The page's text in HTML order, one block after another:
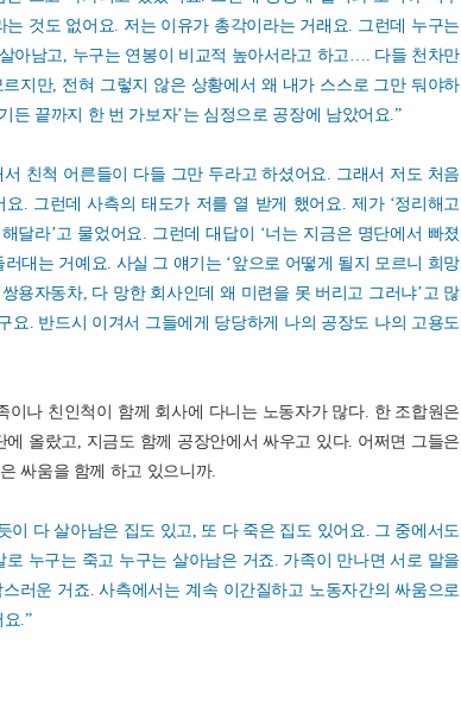
것도 없어요. 저는 이유가 총각이라는 거래요. 그런데 누구는
아남고, 누구는 연봉이 비교적 높아서라고 하고…. 다들 천차만
지만, 전혀 그렇지 않은 상황에서 왜 내가 스스로 그만 둬야하
든 끝까지 한 번 가보자’는 심정으로 공장에 남았어요.”
친척 어른들이 다들 그만 두라고 하셨어요. 그래서 저도 처음
. 그런데 사측의 태도가 저를 열 받게 했어요. 제가 ‘정리해고
달라’고 물었어요. 그런데 대답이 ‘너는 지금은 명단에서 빠졌
대는 거예요. 사실 그 얘기는 ‘앞으로 어떻게 될지 모르니 희망
용자동차, 다 망한 회사인데 왜 미련을 못 버리고 그러냐’고 많
요. 반드시 이겨서 그들에게 당당하게 나의 공장도 나의 고용도
나 친인척이 함께 회사에 다니는 노동자가 많다. 한 조합원은
올랐고, 지금도 함께 공장안에서 싸우고 있다. 어쩌면 그들은
싸움을 함께 하고 있으니까.
이 다 살아남은 집도 있고, 또 다 죽은 집도 있어요. 그 중에서도
누구는 죽고 누구는 살아남은 거죠. 가족이 만나면 서로 말을
러운 거죠. 사측에서는 계속 이간질하고 노동자간의 싸움으로
.”